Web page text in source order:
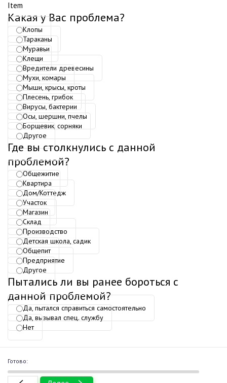
Item
Какая у Вас проблема?
Клопы
Тараканы
Муравьи
Клещи
Вредители древесины
Мухи, комары
Мыши, крысы, кроты
Плесень, грибок
Вирусы, бактерии
Осы, шершни, пчелы
Борщевик, сорняки
Другое
Где вы столкнулись с данной
проблемой?
Общежитие
Квартира
Дом/Коттедж
Участок
Магазин
Склад
Производство
Детская школа, садик
Общепит
Предприятие
Другое
Пытались ли вы ранее бороться с
данной проблемой?
Да, пытался справиться самостоятельно
Да, вызывал спец. службу
Нет
Готово: